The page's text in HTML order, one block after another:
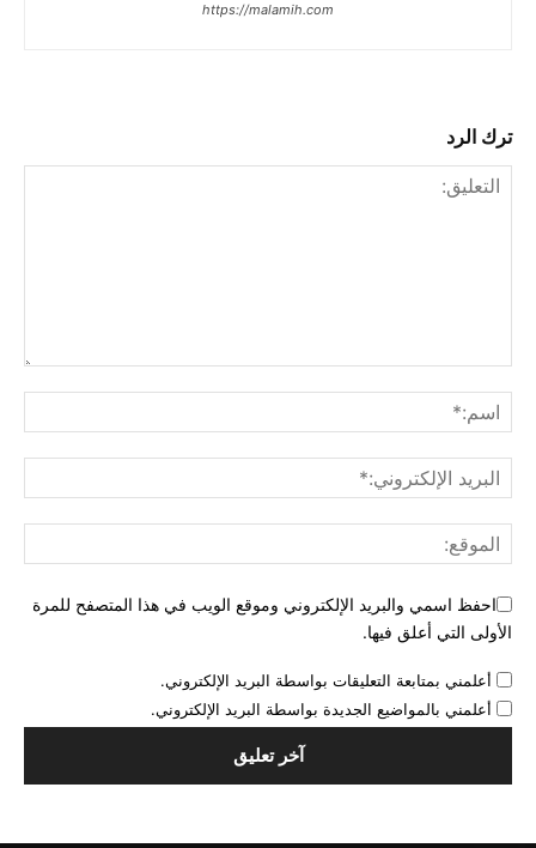
https://malamih.com
ترك الرد
احفظ اسمي والبريد الإلكتروني وموقع الويب في هذا المتصفح للمرة
الأولى التي أعلق فيها.
أعلمني بمتابعة التعليقات بواسطة البريد الإلكتروني.
أعلمني بالمواضيع الجديدة بواسطة البريد الإلكتروني.